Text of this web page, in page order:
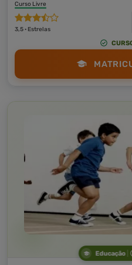
Curso Livre
3,5 · Estrelas
Educação